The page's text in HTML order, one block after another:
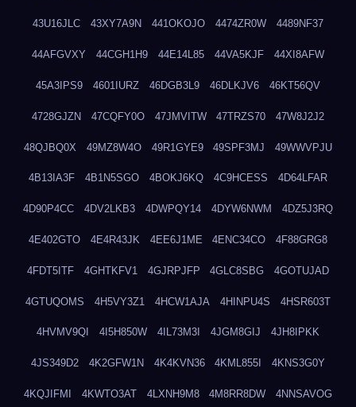
43U16JLC 43XY7A9N 441OKOJO 4474ZR0W 4489NF37
44AFGVXY 44CGH1H9 44E14L85 44VA5KJF 44XI8AFW
45A3IPS9 4601IURZ 46DGB3L9 46DLKJV6 46KT56QV
4728GJZN 47CQFY0O 47JMVITW 47TRZS70 47W8J2J2
48QJBQ0X 49MZ8W4O 49R1GYE9 49SPF3MJ 49WWVPJU
4B13IA3F 4B1N5SGO 4BOKJ6KQ 4C9HCESS 4D64LFAR
4D90P4CC 4DV2LKB3 4DWPQY14 4DYW6NWM 4DZ5J3RQ
4E402GTO 4E4R43JK 4EE6J1ME 4ENC34CO 4F88GRG8
4FDT5ITF 4GHTKFV1 4GJRPJFP 4GLC8SBG 4GOTUJAD
4GTUQOMS 4H5VY3Z1 4HCW1AJA 4HINPU4S 4HSR603T
4HVMV9QI 4I5H850W 4IL73M3I 4JGM8GIJ 4JH8IPKK
4JS349D2 4K2GFW1N 4K4KVN36 4KML855I 4KNS3G0Y
4KQJIFMI 4KWTO3AT 4LXNH9M8 4M8RR8DW 4NNSAVOG